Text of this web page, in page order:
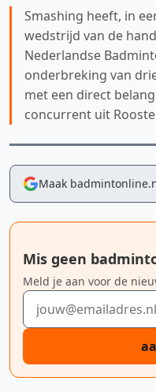
Smashing heeft, in
wedstrijd van de
Nederlandse
onderbreking van
met een direct
concurrent uit
Maak
Mis geen
Meld je aan voor de
E-mailadres